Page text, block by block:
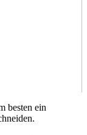
besten ein